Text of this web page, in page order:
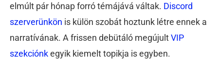
elmúlt pár hónap forró témájává váltak. Discord
szerverünkön is külön szobát hoztunk létre ennek a
narratívának. A frissen debütáló megújultVIP
szekciónkegyik kiemelt topikja is egyben.